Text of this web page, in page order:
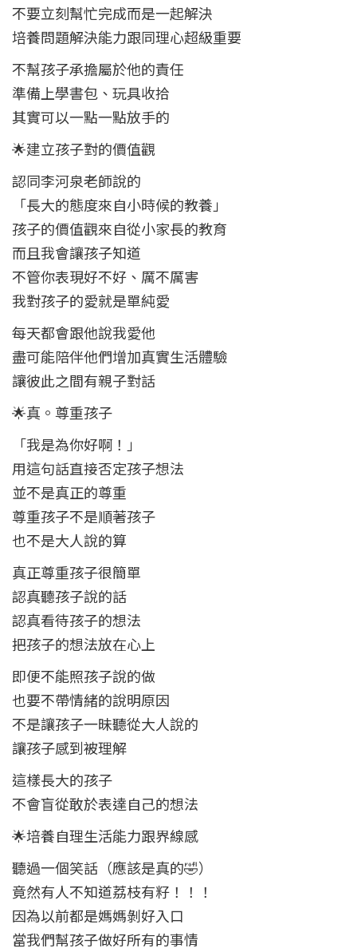
不要立刻幫忙完成而是一起解決
培養問題解決能力跟同理心超級重要
不幫孩子承擔屬於他的責任
準備上學書包、玩具收拾
其實可以一點一點放手的
🌟建立孩子對的價值觀
認同李河泉老師說的
「長大的態度來自小時候的教養」
孩子的價值觀來自從小家長的教育
而且我會讓孩子知道
不管你表現好不好、厲不厲害
我對孩子的愛就是單純愛
每天都會跟他說我愛他
盡可能陪伴他們增加真實生活體驗
讓彼此之間有親子對話
🌟真。尊重孩子
「我是為你好啊！」
用這句話直接否定孩子想法
並不是真正的尊重
尊重孩子不是順著孩子
也不是大人說的算
真正尊重孩子很簡單
認真聽孩子說的話
認真看待孩子的想法
把孩子的想法放在心上
即便不能照孩子說的做
也要不帶情緒的說明原因
不是讓孩子一昧聽從大人說的
讓孩子感到被理解
這樣長大的孩子
不會盲從敢於表達自己的想法
🌟培養自理生活能力跟界線感
聽過一個笑話（應該是真的🤣）
竟然有人不知道荔枝有籽！！！
因為以前都是媽媽剝好入口
當我們幫孩子做好所有的事情